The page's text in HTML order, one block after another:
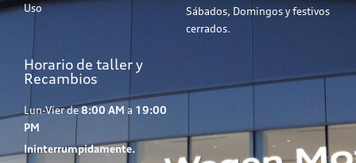
Uso
Sábados, Domingos y festivos
cerrados.
Horario de taller y
Recambios
Lun-Vier de8:00 AM a 19:00
PM
Ininterrumpidamente.